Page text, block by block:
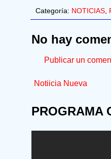
Categoría: NOTICIAS
No hay
Publicar un
Notiicia Nueva
PROGRAMA